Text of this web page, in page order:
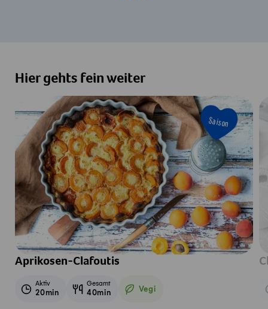
Hier gehts fein weiter
Saison
Aprikosen-Clafoutis
Aktiv
20min
Gesamt
40min Vegi
Vegetarisch